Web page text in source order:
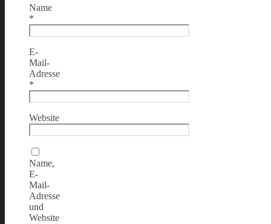
Name
*
E-
Mail-
Adresse
*
Website
Name,
E-
Mail-
Adresse
und
Website